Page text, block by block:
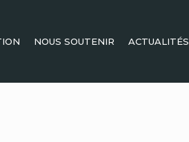
NOUS SOUTENIR ACTUALITÉS